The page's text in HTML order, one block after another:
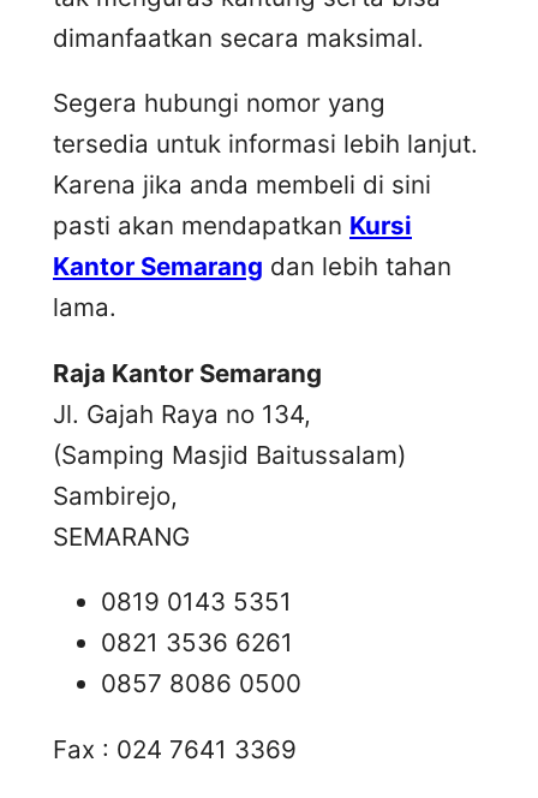
dimanfaatkan secara maksimal.
Segera hubungi nomor yang
tersedia untuk informasi lebih lanjut.
Karena jika anda membeli di sini
pasti akan mendapatkan Kursi
Kantor Semarang dan lebih tahan
lama.
Raja Kantor Semarang
Jl. Gajah Raya no 134,
(Samping Masjid Baitussalam)
Sambirejo,
SEMARANG
0819 0143 5351
0821 3536 6261
0857 8086 0500
Fax : 024 7641 3369